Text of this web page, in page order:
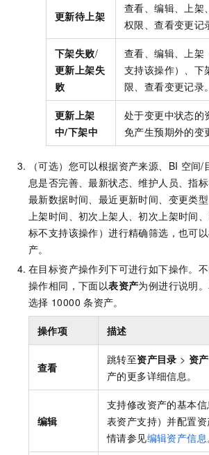
更新待上架
查看、编辑、上架
权限、查看变更记
下架失败/
更新上架失
败
查看、编辑、上架
支持该操作）、下
限、查看变更记录。
更新上架
中/下架中
处于变更中状态的
免产生预期外的变
（可选）您可以根据资产来源、BI 空间/
息是否完善、最新状态、维护人员、指标
最新数据时间、最近更新时间、变更类
上架时间、初次上架人、初次上架时间
标不支持该操作）进行精确筛选，也可
产。
在目标资产操作列下可进行如下操作。
操作相同，下面以表资产为例进行说明
选择 10000 条资产。
操作项 描述
查看
跳转至资产目录 >资
产的更多详细信息。
编辑
支持修改资产的基本
表资产支持）并配置
情请参见编辑资产信息